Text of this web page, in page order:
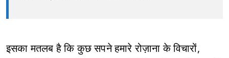
इसका मतलब है कि कुछ सपने हमारे रोज़ाना के विचारों,